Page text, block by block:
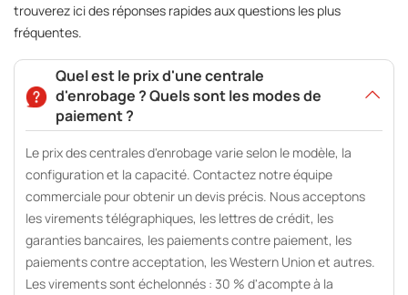
trouverez ici des réponses rapides aux questions les plus
fréquentes.
Quel est le prix d'une centrale
d'enrobage ? Quels sont les modes de
paiement ?
Le prix des centrales d'enrobage varie selon le modèle, la
configuration et la capacité. Contactez notre équipe
commerciale pour obtenir un devis précis. Nous acceptons
les virements télégraphiques, les lettres de crédit, les
garanties bancaires, les paiements contre paiement, les
paiements contre acceptation, les Western Union et autres.
Les virements sont échelonnés : 30 % d'acompte à la